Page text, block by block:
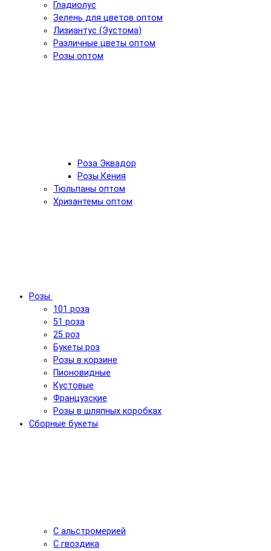
Гладиолус
Зелень для цветов оптом
Лизиантус (Эустома)
Различные цветы оптом
Розы оптом
Роза Эквадор
Розы Кения
Тюльпаны оптом
Хризантемы оптом
Розы
101 роза
51 роза
25 роз
Букеты роз
Розы в корзине
Пионовидные
Кустовые
Французские
Розы в шляпных коробках
Сборные букеты
С альстромерией
С гвоздика